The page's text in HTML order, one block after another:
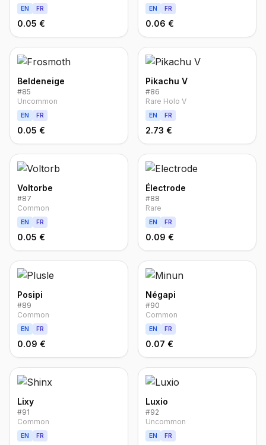
EN FR
0.05 €
EN FR
0.06 €
Beldeneige
#85
Uncommon
EN FR
0.05 €
Pikachu V
#86
Rare Holo V
EN FR
2.73 €
Voltorbe
#87
Common
EN FR
0.05 €
Électrode
#88
Rare
EN FR
0.09 €
Posipi
#89
Common
EN FR
0.09 €
Négapi
#90
Common
EN FR
0.07 €
Lixy
#91
Common
EN FR
Luxio
#92
Uncommon
EN FR